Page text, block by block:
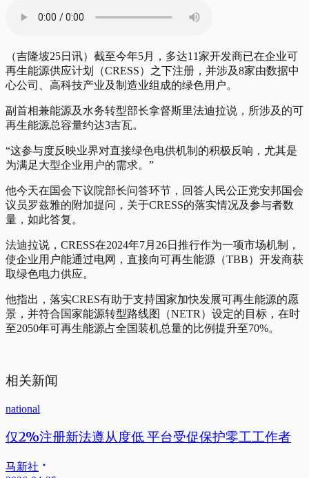
（吉隆坡25日讯）截至今年5月，多达11家开发商已在企业可
再生能源供应计划（CRESS）之下注册，并涉及8家由数据中
心公司、高科技产业及制造业组成的绿色用户。
副首相兼能源及水务转型部长拿督斯里法迪拉说，所涉及的可
再生能源总容量约达3吉瓦。
“这参与度反映业界对直接绿色电供机制的积极反响，尤其是
为满足大型企业用户的需求。”
他今天在国会下议院部长问答环节，回答人民公正党安邦国会
议员罗兹雅的附加提问，关于CRESS的落实情况及参与者数
量，如此答复。
法迪拉说，CRESS在2024年7月26日推行作为一项市场机制，
使企业用户能通过电网，直接向可再生能源（TBB）开发商获
取绿色电力供应。
他指出，落实CRES有助于支持国家加快发展可再生能源的愿
景，并符合国家能源转型路线图（NETR）设定的目标，在时
至2050年可再生能源占全国装机总量的比例提升至70%。
相关新闻
national
仅2%注册新法遵从度低 平台受促保护零工工作者
马新社